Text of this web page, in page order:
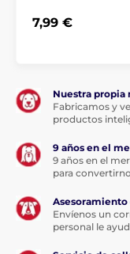
Humedecer el
tibia. Aplicar el
y eliminar los
mientras se
previo aviso. Las
carácter ilustrativo.
El producto
7,99 €
Nuestra propia
Fabricamos y
productos
9 años en el
9 años en el
para
Envíenos un
personal le